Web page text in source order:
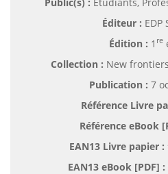
Éditeur : EDP
Édition : 1 re
Collection : New
Publication : 7
Référence Livre
Référence eBook
EAN13 Livre papier :
EAN13 eBook [PDF] :